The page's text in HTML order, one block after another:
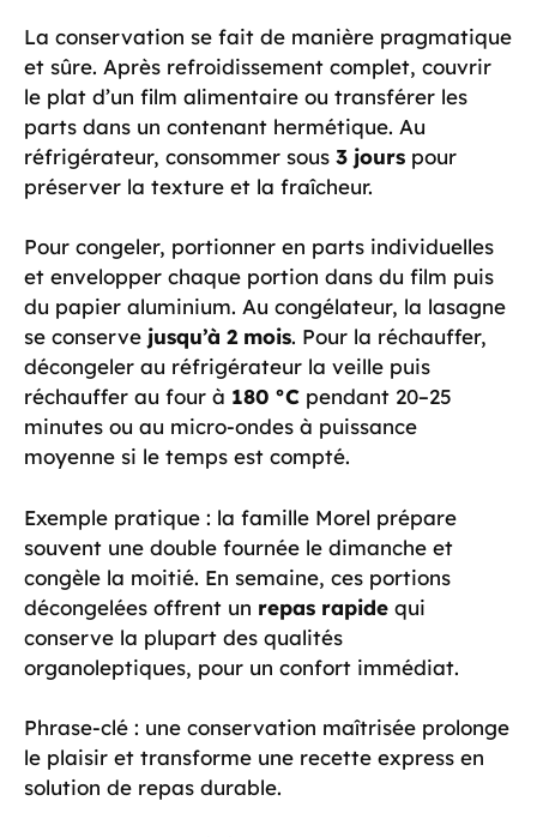
La conservation se fait de manière pragmatique
et sûre. Après refroidissement complet, couvrir
le plat d’un film alimentaire ou transférer les
parts dans un contenant hermétique. Au
réfrigérateur, consommer sous 3 jours pour
préserver la texture et la fraîcheur.
Pour congeler, portionner en parts individuelles
et envelopper chaque portion dans du film puis
du papier aluminium. Au congélateur, la lasagne
se conserve jusqu’à 2 mois. Pour la réchauffer,
décongeler au réfrigérateur la veille puis
réchauffer au four à 180 °C pendant 20–25
minutes ou au micro-ondes à puissance
moyenne si le temps est compté.
Exemple pratique : la famille Morel prépare
souvent une double fournée le dimanche et
congèle la moitié. En semaine, ces portions
décongelées offrent un repas rapide qui
conserve la plupart des qualités
organoleptiques, pour un confort immédiat.
Phrase-clé : une conservation maîtrisée prolonge
le plaisir et transforme une recette express en
solution de repas durable.